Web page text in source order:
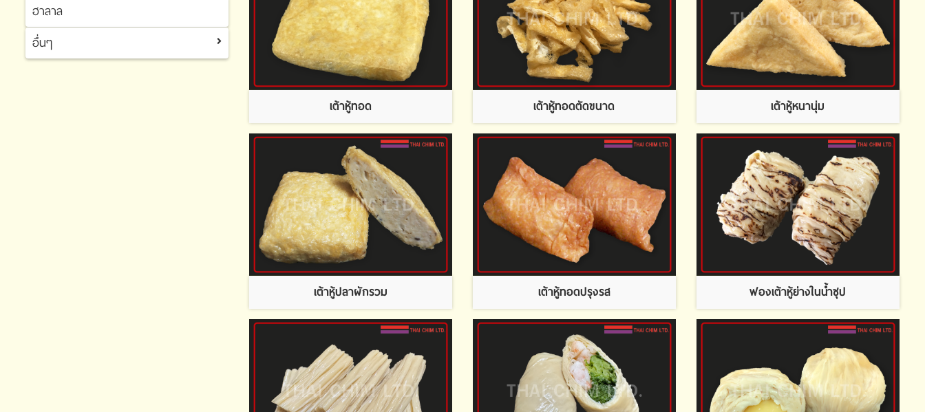
ฮาลาล
อื่นๆ
เต้าหู้ทอด เต้าหู้ทอดตัดขนาด เต้าหู้หนานุ่ม
เต้าหู้ปลาผักรวม เต้าหู้ทอดปรุงรส ฟองเต้าหู้ย่างในน้ำซุป